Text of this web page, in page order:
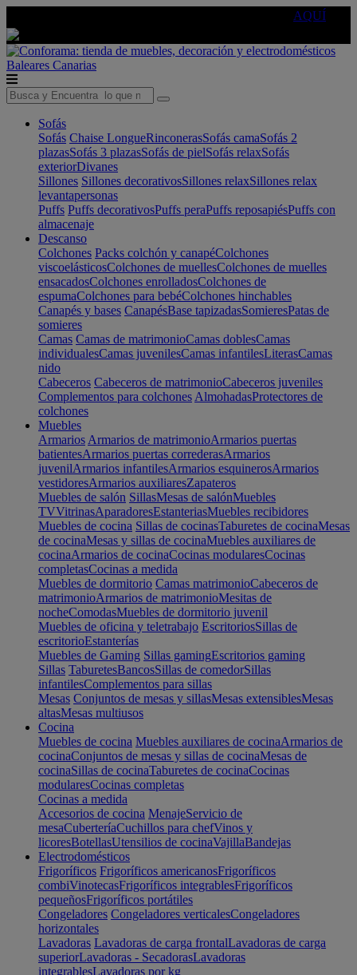
AQUÍ
Baleares Canarias
Sofás
Sofás Chaise LongueRinconerasSofás camaSofás 2
plazasSofás 3 plazasSofás de pielSofás relaxSofás
exteriorDivanes
Sillones Sillones decorativosSillones relaxSillones relax
levantapersonas
Puffs Puffs decorativosPuffs peraPuffs reposapiésPuffs con
almacenaje
Descanso
Colchones Packs colchón y canapéColchones
viscoelásticosColchones de muellesColchones de muelles
ensacadosColchones enrolladosColchones de
espumaColchones para bebéColchones hinchables
Canapés y bases CanapésBase tapizadasSomieresPatas de
somieres
Camas Camas de matrimonioCamas doblesCamas
individualesCamas juvenilesCamas infantilesLiterasCamas
nido
Cabeceros Cabeceros de matrimonioCabeceros juveniles
Complementos para colchones AlmohadasProtectores de
colchones
Muebles
Armarios Armarios de matrimonioArmarios puertas
batientesArmarios puertas correderasArmarios
juvenilArmarios infantilesArmarios esquinerosArmarios
vestidoresArmarios auxiliaresZapateros
Muebles de salón SillasMesas de salónMuebles
TVVitrinasAparadoresEstanteriasMuebles recibidores
Muebles de cocina Sillas de cocinasTaburetes de cocinaMesas
de cocinaMesas y sillas de cocinaMuebles auxiliares de
cocinaArmarios de cocinaCocinas modularesCocinas
completasCocinas a medida
Muebles de dormitorio Camas matrimonioCabeceros de
matrimonioArmarios de matrimonioMesitas de
nocheComodasMuebles de dormitorio juvenil
Muebles de oficina y teletrabajo EscritoriosSillas de
escritorioEstanterías
Muebles de Gaming Sillas gamingEscritorios gaming
Sillas TaburetesBancosSillas de comedorSillas
infantilesComplementos para sillas
Mesas Conjuntos de mesas y sillasMesas extensiblesMesas
altasMesas multiusos
Cocina
Muebles de cocina Muebles auxiliares de cocinaArmarios de
cocinaConjuntos de mesas y sillas de cocinaMesas de
cocinaSillas de cocinaTaburetes de cocinaCocinas
modularesCocinas completas
Cocinas a medida
Accesorios de cocina MenajeServicio de
mesaCuberteríaCuchillos para chefVinos y
licoresBotellasUtensilios de cocinaVajillaBandejas
Electrodomésticos
Frigoríficos Frigoríficos americanosFrigoríficos
combiVinotecasFrigoríficos integrablesFrigoríficos
pequeñosFrigoríficos portátiles
Congeladores Congeladores verticalesCongeladores
horizontales
Lavadoras Lavadoras de carga frontalLavadoras de carga
superiorLavadoras - SecadorasLavadoras
integrablesLavadoras por kg